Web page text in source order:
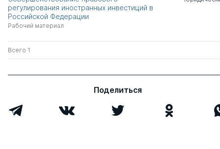
регулирования иностранных инвестиций в
Российской Федерации
Рабочий материал
Всего 1
Поделиться